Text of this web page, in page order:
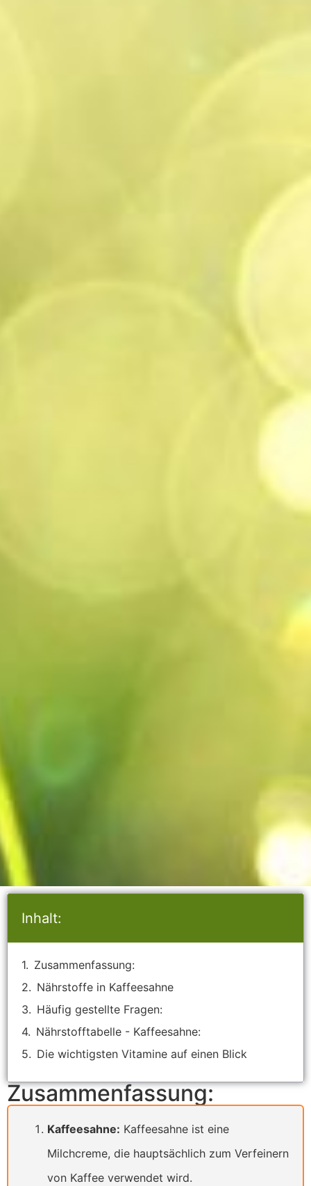
Inhalt:
Zusammenfassung:
Nährstoffe in Kaffeesahne
Häufig gestellte Fragen:
Nährstofftabelle - Kaffeesahne:
Die wichtigsten Vitamine auf einen Blick
Zusammenfassung:
Kaffeesahne: Kaffeesahne ist eine
Milchcreme, die hauptsächlich zum Verfeinern
von Kaffee verwendet wird.